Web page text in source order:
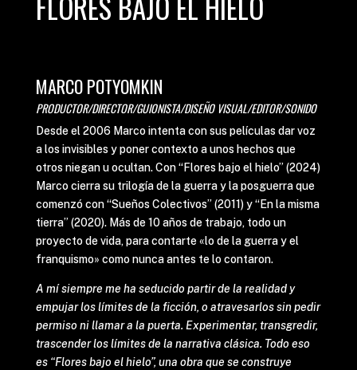
MARCO POTYOMKIN
PRODUCTOR/DIRECTOR/GUIONISTA/DISEÑO VISUAL/EDITOR/SONIDO
Desde el 2006 Marco intenta con sus películas dar voz
a los invisibles y poner contexto a unos hechos que
otros niegan u ocultan. Con “Flores bajo el hielo” (2024)
Marco cierra su trilogía de la guerra y la posguerra que
comenzó con “Sueños Colectivos” (2011) y “En la misma
tierra” (2020). Más de 10 años de trabajo, todo un
proyecto de vida, para contarte «lo de la guerra y el
franquismo» como nunca antes te lo contaron.
A mí siempre me ha seducido partir de la realidad y
empujar los límites de la ficción, o atravesarlos sin pedir
permiso ni llamar a la puerta. Experimentar, transgredir,
trascender los límites de la narrativa clásica. Todo eso
es “Flores bajo el hielo”, una obra que se construye